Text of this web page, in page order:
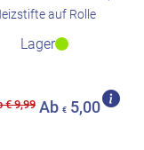
auf Rolle
Lager
€ 9,99 Ab € 5,00